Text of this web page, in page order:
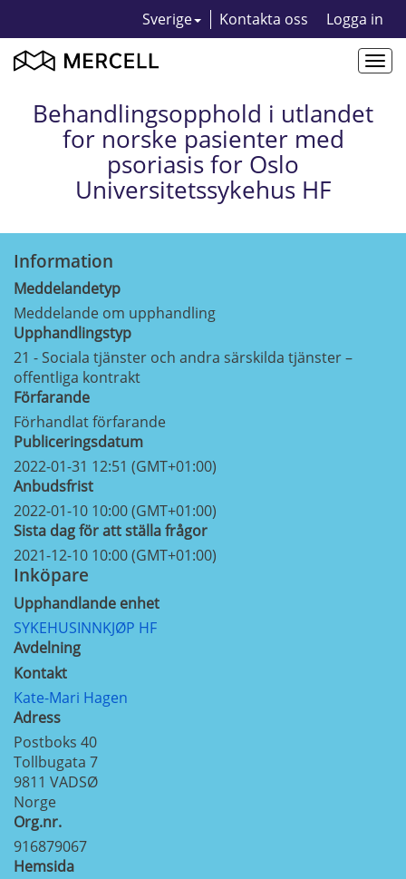
Sverige Kontakta oss Logga in
Behandlingsopphold i utlandet
for norske pasienter med
psoriasis for Oslo
Universitetssykehus HF
Information
Meddelandetyp
Meddelande om upphandling
Upphandlingstyp
21 - Sociala tjänster och andra särskilda tjänster –
offentliga kontrakt
Förfarande
Förhandlat förfarande
Publiceringsdatum
2022-01-31 12:51 (GMT+01:00)
Anbudsfrist
2022-01-10 10:00 (GMT+01:00)
Sista dag för att ställa frågor
2021-12-10 10:00 (GMT+01:00)
Inköpare
Upphandlande enhet
SYKEHUSINNKJØP HF
Avdelning
Kontakt
Kate-Mari Hagen
Adress
Postboks 40
Tollbugata 7
9811 VADSØ
Norge
Org.nr.
916879067
Hemsida